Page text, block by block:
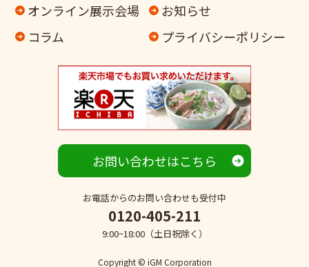
オンライン展示会場
お知らせ
コラム
プライバシーポリシー
お問い合わせはこちら
お電話からのお問い合わせも受付中
0120-405-211
9:00~18:00（土日祝除く）
Copyright © iGM Corporation